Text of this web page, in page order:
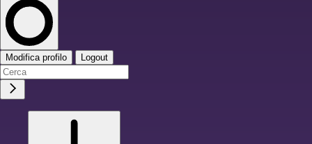
Modifica profilo Logout